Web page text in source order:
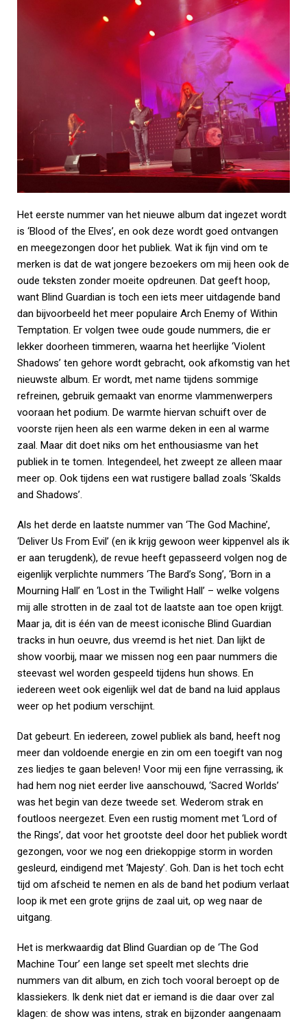
Het eerste nummer van het nieuwe album dat ingezet wordt
is ‘Blood of the Elves’, en ook deze wordt goed ontvangen
en meegezongen door het publiek. Wat ik fijn vind om te
merken is dat de wat jongere bezoekers om mij heen ook de
oude teksten zonder moeite opdreunen. Dat geeft hoop,
want Blind Guardian is toch een iets meer uitdagende band
dan bijvoorbeeld het meer populaire Arch Enemy of Within
Temptation. Er volgen twee oude goude nummers, die er
lekker doorheen timmeren, waarna het heerlijke ‘Violent
Shadows’ ten gehore wordt gebracht, ook afkomstig van het
nieuwste album. Er wordt, met name tijdens sommige
refreinen, gebruik gemaakt van enorme vlammenwerpers
vooraan het podium. De warmte hiervan schuift over de
voorste rijen heen als een warme deken in een al warme
zaal. Maar dit doet niks om het enthousiasme van het
publiek in te tomen. Integendeel, het zweept ze alleen maar
meer op. Ook tijdens een wat rustigere ballad zoals ‘Skalds
and Shadows’.
Als het derde en laatste nummer van ‘The God Machine’,
‘Deliver Us From Evil’ (en ik krijg gewoon weer kippenvel als ik
er aan terugdenk), de revue heeft gepasseerd volgen nog de
eigenlijk verplichte nummers ‘The Bard’s Song’, ‘Born in a
Mourning Hall’ en ‘Lost in the Twilight Hall’ – welke volgens
mij alle strotten in de zaal tot de laatste aan toe open krijgt.
Maar ja, dit is één van de meest iconische Blind Guardian
tracks in hun oeuvre, dus vreemd is het niet. Dan lijkt de
show voorbij, maar we missen nog een paar nummers die
steevast wel worden gespeeld tijdens hun shows. En
iedereen weet ook eigenlijk wel dat de band na luid applaus
weer op het podium verschijnt.
Dat gebeurt. En iedereen, zowel publiek als band, heeft nog
meer dan voldoende energie en zin om een toegift van nog
zes liedjes te gaan beleven! Voor mij een fijne verrassing, ik
had hem nog niet eerder live aanschouwd, ‘Sacred Worlds’
was het begin van deze tweede set. Wederom strak en
foutloos neergezet. Even een rustig moment met ‘Lord of
the Rings’, dat voor het grootste deel door het publiek wordt
gezongen, voor we nog een driekoppige storm in worden
gesleurd, eindigend met ‘Majesty’. Goh. Dan is het toch echt
tijd om afscheid te nemen en als de band het podium verlaat
loop ik met een grote grijns de zaal uit, op weg naar de
uitgang.
Het is merkwaardig dat Blind Guardian op de ‘The God
Machine Tour’ een lange set speelt met slechts drie
nummers van dit album, en zich toch vooral beroept op de
klassiekers. Ik denk niet dat er iemand is die daar over zal
klagen: de show was intens, strak en bijzonder aangenaam